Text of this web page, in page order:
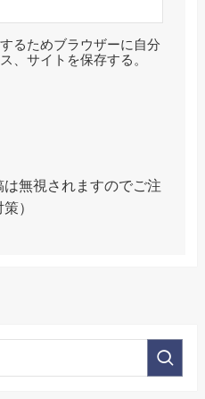
るためブラウザーに自分
、サイトを保存する。
無視されますのでご注
）